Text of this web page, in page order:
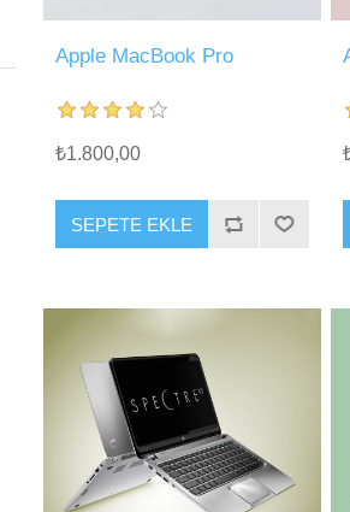
Apple MacBook Pro
₺1.800,00
SEPETE EKLE